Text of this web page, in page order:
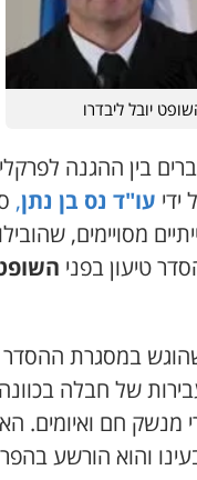
יובל ליבדרו
בין ההגנה
ידי עו"ד נס בן נתן,
מסויימים,
טיעון בפני
במסגרת ההסדר
של חבלה
מנשק חם ואיומים.
והוא הורשע
אייל אביטל
פשיעה חמורה מעצרים
מזר – משרד עורכי
מעצרים וחקירות